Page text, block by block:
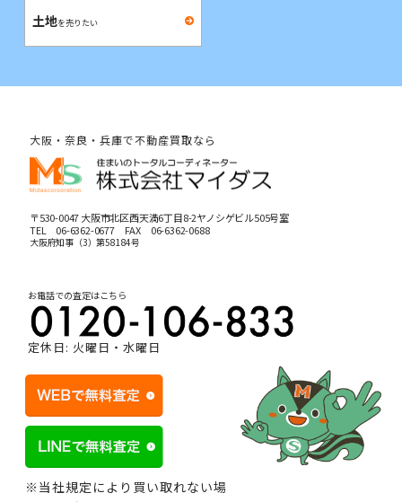
土地を売りたい
大阪・奈良・兵庫で不動産買取なら
〒530-0047 大阪市北区西天満6丁目8-2ヤノシゲビル505号室
TEL 06-6362-0677FAX 06-6362-0688
大阪府知事（3）第58184号
お電話での査定はこちら
定休日: 火曜日・水曜日
※当社規定により買い取れない場